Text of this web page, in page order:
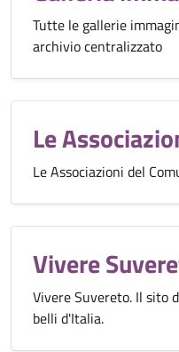
Tutte le gallerie
archivio centralizzato
Le
Le Associazioni del
Vivere
Vivere Suvereto. Il sito
belli d'Italia.